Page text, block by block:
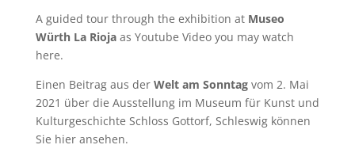
A guided tour through the exhibition at Museo
Würth La Riojaas Youtube Video you may watch
here.
Einen Beitrag aus der Welt am Sonntagvom 2. Mai
2021 über die Ausstellung im Museum für Kunst und
Kulturgeschichte Schloss Gottorf, Schleswig können
Sie hieransehen.